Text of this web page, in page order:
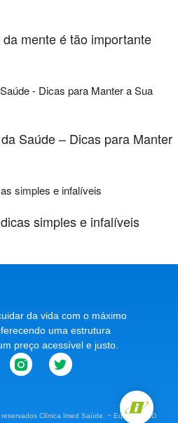
mente é tão importante
Saúde – Dicas para Manter
simples e infalíveis
da vida com o máximo
uma estrutura
preço acessível e justo.
Clínica Imed Saúde. ~ Equipe IMED